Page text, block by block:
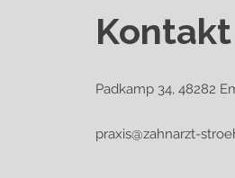
Kontakt
Padkamp 34, 48282
praxis@zahnarzt-